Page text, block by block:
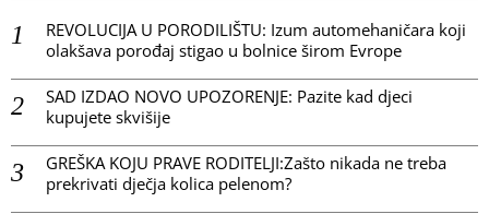
REVOLUCIJA U PORODILIŠTU: Izum automehaničara koji
olakšava porođaj stigao u bolnice širom Evrope
SAD IZDAO NOVO UPOZORENJE: Pazite kad djeci
kupujete skvišije
GREŠKA KOJU PRAVE RODITELJI:Zašto nikada ne treba
prekrivati dječja kolica pelenom?